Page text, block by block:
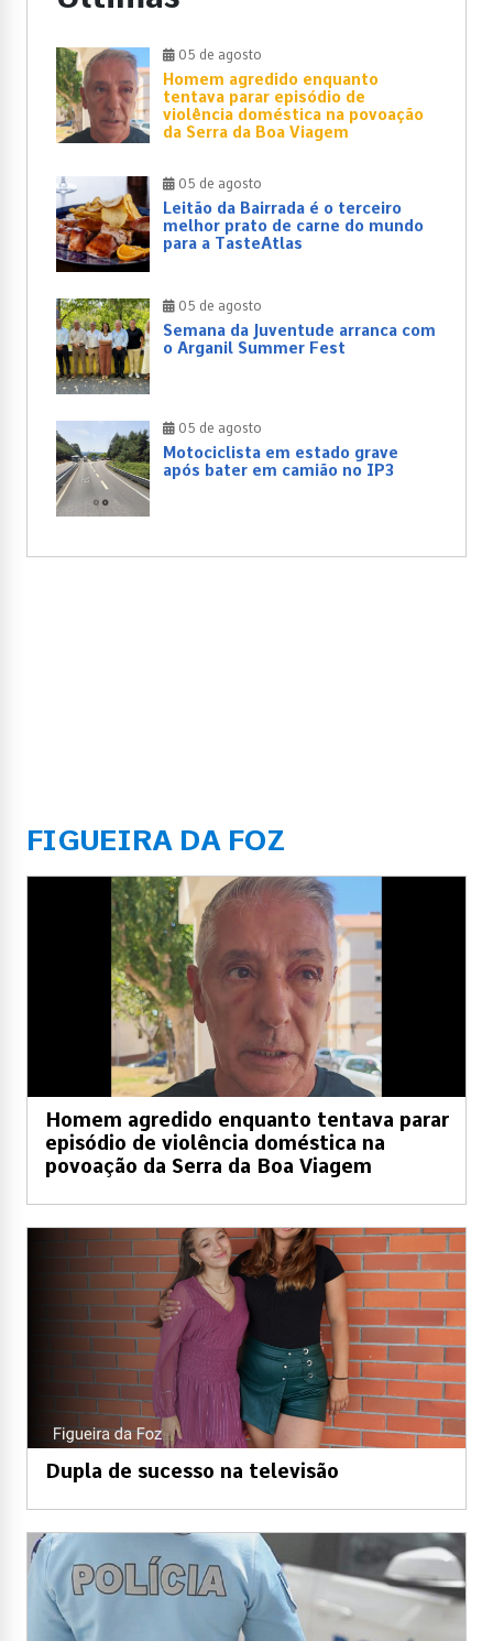
05 de agosto
Homem agredido enquanto
tentava parar episódio de
violência doméstica na povoação
da Serra da Boa Viagem
05 de agosto
Leitão da Bairrada é o terceiro
melhor prato de carne do mundo
para a TasteAtlas
05 de agosto
Semana da Juventude arranca com
o Arganil Summer Fest
05 de agosto
Motociclista em estado grave
após bater em camião no IP3
FIGUEIRA DA FOZ
Homem agredido enquanto tentava parar
episódio de violência doméstica na
povoação da Serra da Boa Viagem
Dupla de sucesso na televisão